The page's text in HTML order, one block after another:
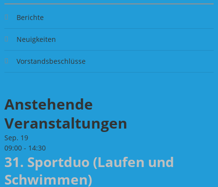
Berichte
Neuigkeiten
Vorstandsbeschlüsse
Anstehende
Veranstaltungen
Sep. 19
09:00- 14:30
31. Sportduo (Laufen und
Schwimmen)